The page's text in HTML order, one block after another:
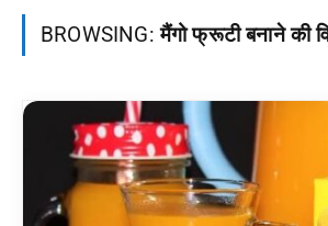
BROWSING:मैंगो फ्रूटी बनाने की